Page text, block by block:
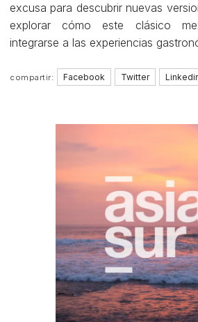
excusa para descubrir nuevas
explorar cómo este clásico
integrarse a las experiencias
compartir: Facebook Twitter